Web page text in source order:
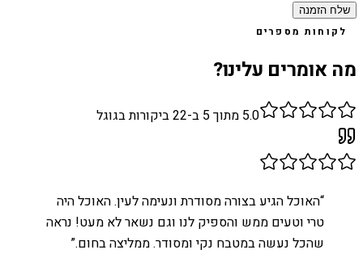
שלח הזמנה
לקוחות מספרים
מה אומרים עלינו?
5.0 מתוך 5 ב- 22ביקורות בגוגל
“האוכל הגיע בצורה מסודרת ונעימה לעין. האוכל היה
טרי וטעים ממש והספיק לנו וגם נשאר לא מעט! נראה
שהכל נעשה במטבח נקי ומסודר. ממליצה בחום.”